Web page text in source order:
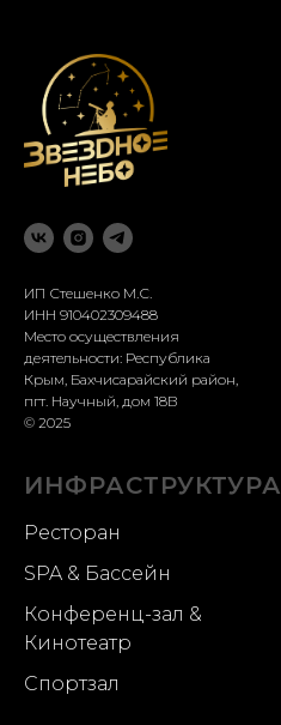
ИП Стешенко М.С.
ИНН 910402309488
Место осуществления
деятельности: Республика
Крым, Бахчисарайский район,
пгт. Научный, дом 18В
© 2025
ИНФРАСТРУКТУРА
Ресторан
SPA & Бассейн
Конференц-зал &
Кинотеатр
Спортзал